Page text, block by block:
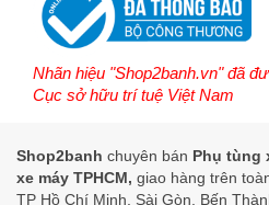
Nhãn hiệu "Shop2banh.vn" đã
Cục sở hữu trí tuệ Việt Nam
Shop2banh chuyên bán Phụ tùng
xe máy TPHCM, giao hàng trên
TP Hồ Chí Minh, Sài Gòn, Bến